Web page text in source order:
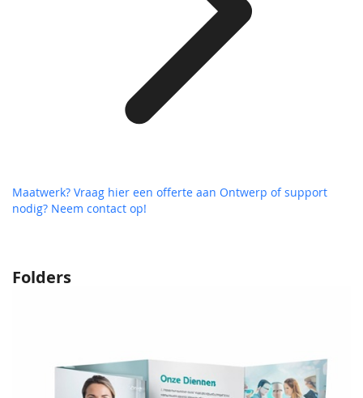
Folders
Maatwerk? Vraag hier een offerte aan Ontwerp of support
nodig? Neem contact op!